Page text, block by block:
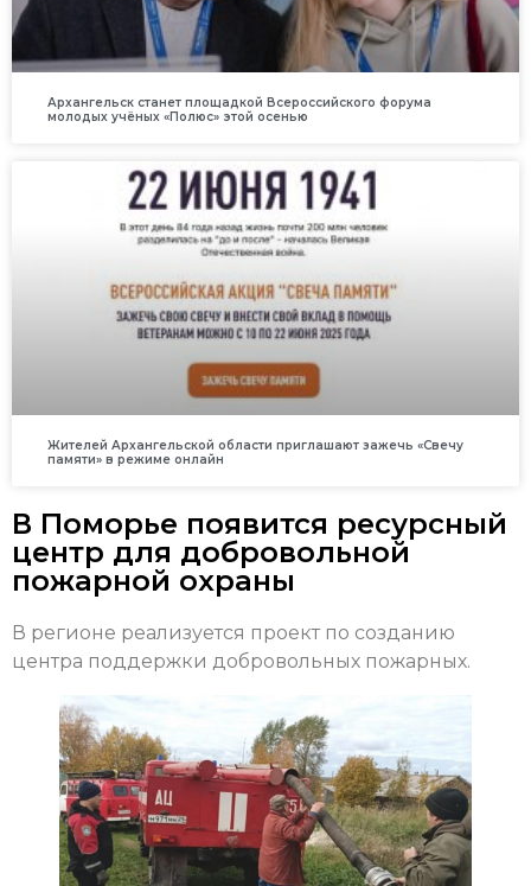
Архангельск станет площадкой Всероссийского форума
молодых учёных «Полюс» этой осенью
Жителей Архангельской области приглашают зажечь «Свечу
памяти» в режиме онлайн
В Поморье появится ресурсный
центр для добровольной
пожарной охраны
В регионе реализуется проект по созданию
центра поддержки добровольных пожарных.